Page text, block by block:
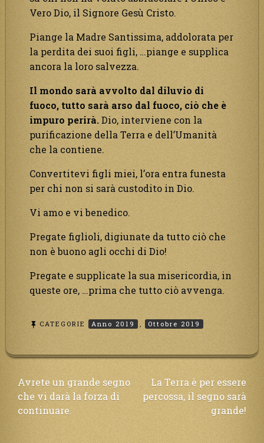
Vero Dio, il Signore Gesù Cristo.
Piange la Madre Santissima, addolorata per
la perdita dei suoi figli, …piange e supplica
ancora la loro salvezza.
Il mondo sarà avvolto dal diluvio di
fuoco, tutto sarà arso dal fuoco, ciò che è
impuro perirà.Dio, interviene con la
purificazione della Terra e dell’Umanità
che la contiene.
Convertitevi figli miei, l’ora entra funesta
per chi non si sarà custodito in Dio.
Vi amo e vi benedico.
Pregate figlioli, digiunate da tutto ciò che
non è buono agli occhi di Dio!
Pregate e supplicate la sua misericordia, in
queste ore, …prima che tutto ciò avvenga.
CATEGORIE Anno 2019 , Ottobre 2019
Navigazione
articoli
Avrete un grande segno
che vi darà la forza di
continuare.
La Terra è per essere
percossa, il segno sarà
grande!